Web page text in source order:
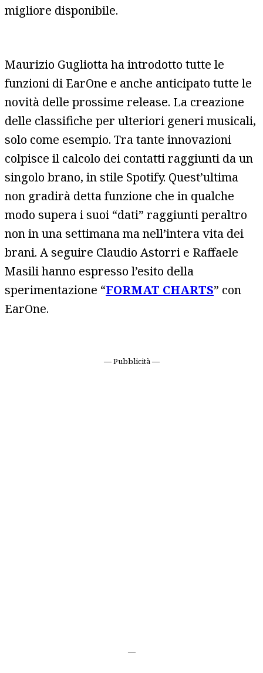
migliore disponibile.
Maurizio Gugliotta ha introdotto tutte le
funzioni di EarOne e anche anticipato tutte le
novità delle prossime release. La creazione
delle classifiche per ulteriori generi musicali,
solo come esempio. Tra tante innovazioni
colpisce il calcolo dei contatti raggiunti da un
singolo brano, in stile Spotify. Quest’ultima
non gradirà detta funzione che in qualche
modo supera i suoi “dati” raggiunti peraltro
non in una settimana ma nell’intera vita dei
brani. A seguire Claudio Astorri e Raffaele
Masili hanno espresso l’esito della
sperimentazione “FORMAT CHARTS” con
EarOne.
— Pubblicità —
—